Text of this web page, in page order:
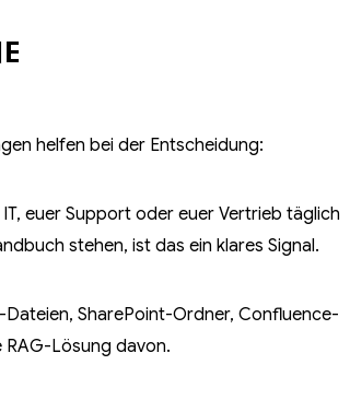
helfen bei der Entscheidung:
euer Support oder euer Vertrieb täglich
stehen, ist das ein klares Signal.
Dateien, SharePoint-Ordner, Confluence-
Lösung davon.